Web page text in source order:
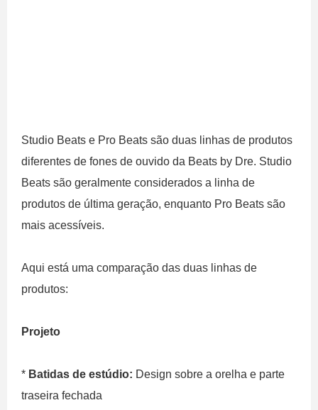
Studio Beats e Pro Beats são duas linhas de produtos
diferentes de fones de ouvido da Beats by Dre. Studio
Beats são geralmente considerados a linha de
produtos de última geração, enquanto Pro Beats são
mais acessíveis.
Aqui está uma comparação das duas linhas de
produtos:
Projeto
* Batidas de estúdio: Design sobre a orelha e parte
traseira fechada